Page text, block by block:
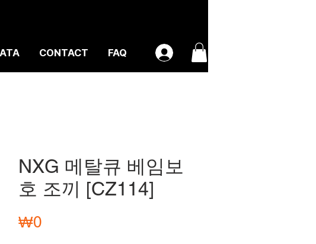
CONTACT FAQ
NXG 메탈큐 베임보
호 조끼 [CZ114]
₩0가